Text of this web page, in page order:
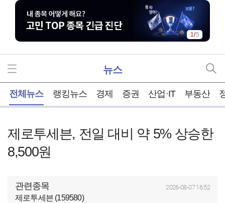
1/5
뉴스
전체뉴스 랭킹뉴스 경제 증권 산업·IT 부동산
제로투세븐, 전일 대비 약 5% 상승한
8,500원
관련종목 2026-08-07 16:52
제로투세븐 (159580)